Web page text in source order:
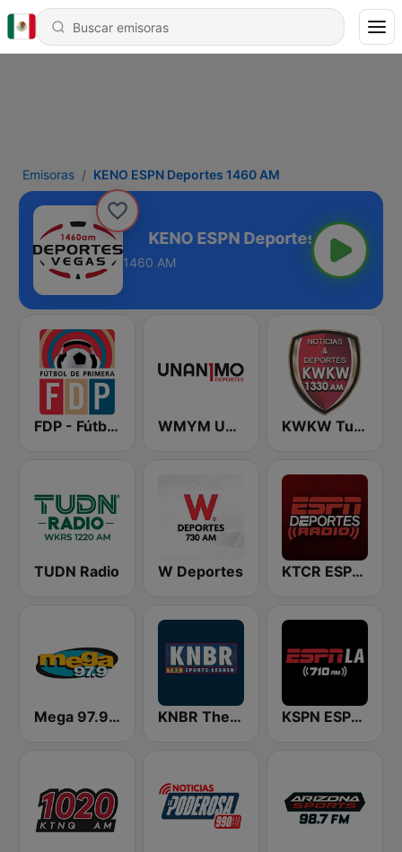
Emisoras KENO ESPN Deportes 1460 AM
1460 AM
1460 AM
FDP - Fútbol de Primera WMYM Unanimo Deportes KWKW Tu Liga Radio 1330 AM
TUDN Radio W Deportes KTCR ESPN Deportes Radio
Mega 97.9 FM KNBR The Sports Leader 680 AM KSPN ESPN LA 710 AM